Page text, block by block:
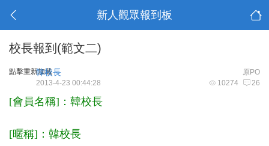
新人觀眾報到板
校長報到(範文二)
點擊重新加載 原PO
韓校長
10274 26
2013-4-23 00:44:28
[會員名稱]：韓校長
[暱稱]：韓校長